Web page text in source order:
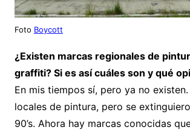
Foto Boycott
¿Existen marcas regionales de
graffiti? Si es así cuáles son y qué
En mis tiempos sí, pero ya no
locales de pintura, pero se
90’s. Ahora hay marcas conocidas